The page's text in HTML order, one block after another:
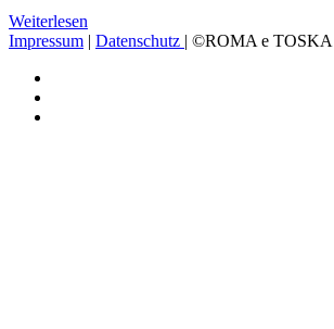
Weiterlesen
Impressum | Datenschutz | ©ROMA e TOSKA